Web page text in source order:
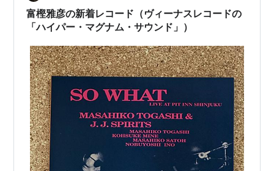
富樫雅彦の新着レコード（ヴィーナスレコードの
「ハイパー・マグナム・サウンド」）